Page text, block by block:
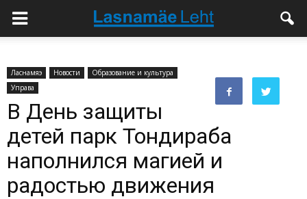
Ласнамяэ Новости
Образование и культура
Управа
В День защиты
детей парк Тондираба
наполнился магией и
радостью движения